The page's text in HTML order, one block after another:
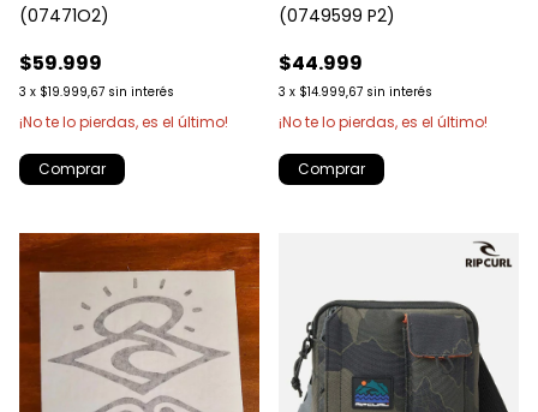
(07471O2)
$59.999
3 x $19.999,67 sin interés
¡No te lo pierdas, es el último!
Comprar
(0749599 P2)
$44.999
3 x $14.999,67 sin interés
¡No te lo pierdas, es el último!